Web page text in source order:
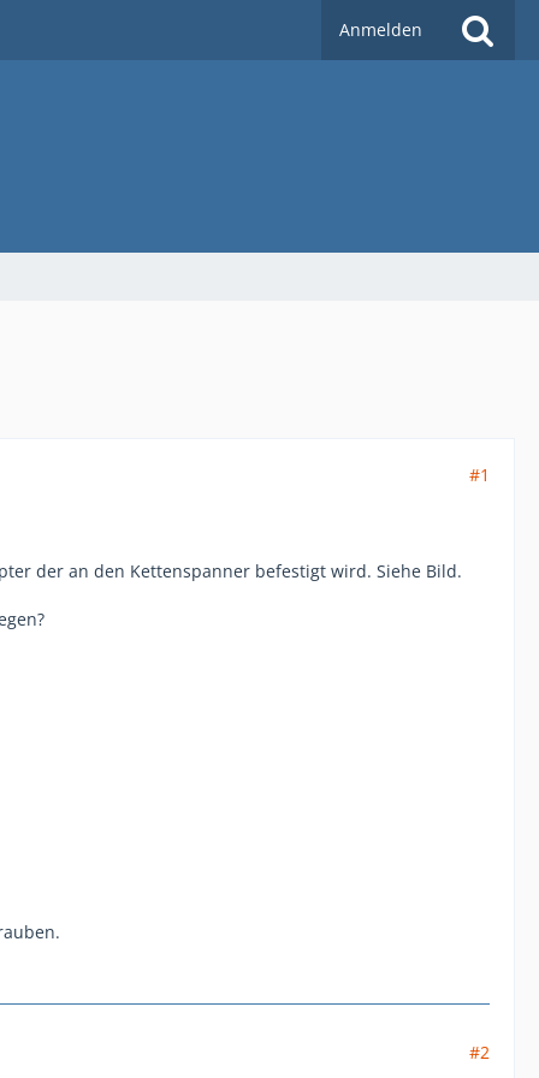
Anmelden
#1
der an den Kettenspanner befestigt wird. Siehe Bild.
#2